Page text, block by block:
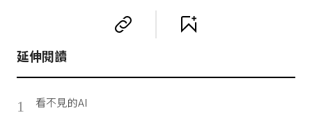
延伸閱讀
1 看不見的AI